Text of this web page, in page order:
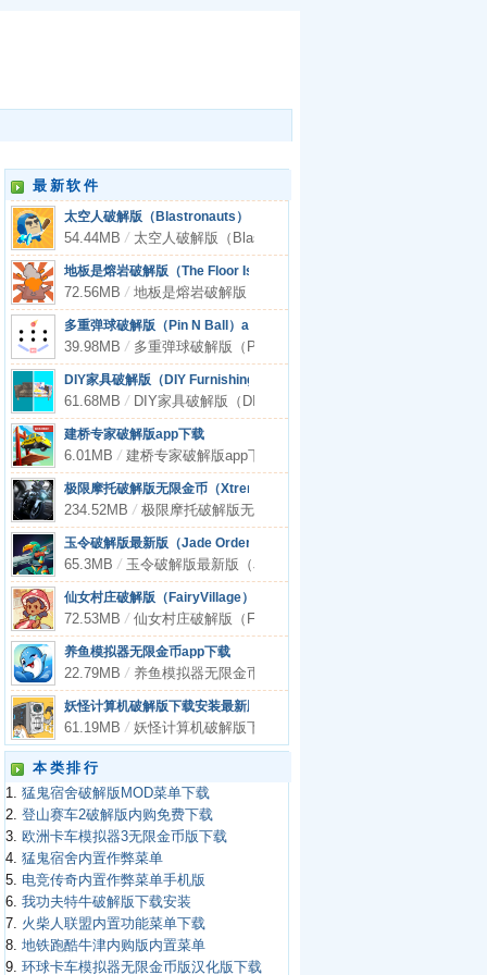
最新软件
太空人破解版（Blastronauts）app下载
54.44MB/ 太空人破解版（Blastronauts）app下载
地板是熔岩破解版（The Floor Is Lava-Adventure）app
72.56MB/ 地板是熔岩破解版（The Floor Is Lava-Adventure）app
多重弹球破解版（Pin N Ball）app下载
39.98MB/ 多重弹球破解版（Pin N Ball）app下载
DIY家具破解版（DIY Furnishing）app下载
61.68MB/ DIY家具破解版（DIY Furnishing）app下载
建桥专家破解版app下载
6.01MB/ 建桥专家破解版app下载
极限摩托破解版无限金币（Xtreme Motorbikes）app
234.52MB/ 极限摩托破解版无限金币（Xtreme Motorbikes）app
玉令破解版最新版（Jade Order）app下载
65.3MB/ 玉令破解版最新版（Jade Order）app下载
仙女村庄破解版（FairyVillage）app下载
72.53MB/ 仙女村庄破解版（FairyVillage）app下载
养鱼模拟器无限金币app下载
22.79MB/ 养鱼模拟器无限金币app下载
妖怪计算机破解版下载安装最新版app
61.19MB/ 妖怪计算机破解版下载安装最新版app
本类排行
1. 猛鬼宿舍破解版MOD菜单下载
2. 登山赛车2破解版内购免费下载
3. 欧洲卡车模拟器3无限金币版下载
4. 猛鬼宿舍内置作弊菜单
5. 电竞传奇内置作弊菜单手机版
6. 我功夫特牛破解版下载安装
7. 火柴人联盟内置功能菜单下载
8. 地铁跑酷牛津内购版内置菜单
9. 环球卡车模拟器无限金币版汉化版下载